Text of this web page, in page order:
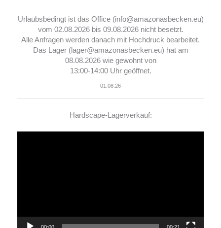
Urlaubsbedingt ist das Office (info@amazonasbecken.eu)
vom 02.08.2026 bis 09.08.2026 nicht besetzt.
Alle Anfragen werden danach mit Hochdruck bearbeitet.
Das Lager (lager@amazonasbecken.eu) hat am
08.08.2026 wie gewohnt von
13:00-14:00 Uhr geöffnet.
01.08.26
Hardscape-Lagerverkauf: